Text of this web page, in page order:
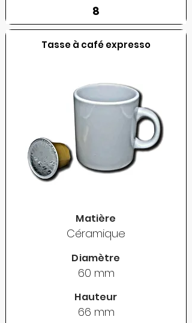
8
Tasse à café expresso
Matière
Céramique
Diamètre
60 mm
Hauteur
66 mm